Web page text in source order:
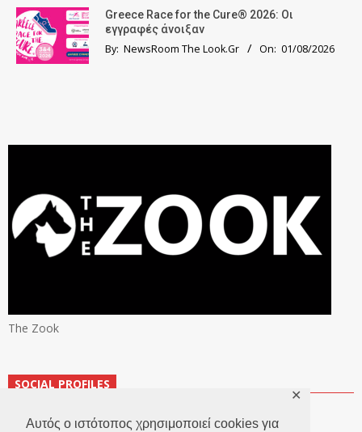
Αυτός ο ιστότοπος χρησιμοποιεί cookies για
✕
Greece Race for the Cure® 2026: Οι
εγγραφές άνοιξαν
By: NewsRoom The Look.Gr On: 01/08/2026
The Zook
SOCIAL PROFILES